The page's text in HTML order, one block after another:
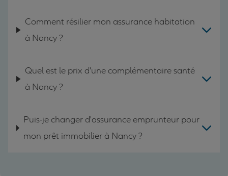
Comment résilier mon assurance habitation
à Nancy ?
Quel est le prix d'une complémentaire santé
à Nancy ?
Puis-je changer d'assurance emprunteur pour
mon prêt immobilier à Nancy ?